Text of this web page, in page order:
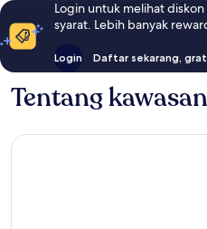
Login untuk melihat
syarat. Lebih banyak
Login Daftar sekarang,
Tentang